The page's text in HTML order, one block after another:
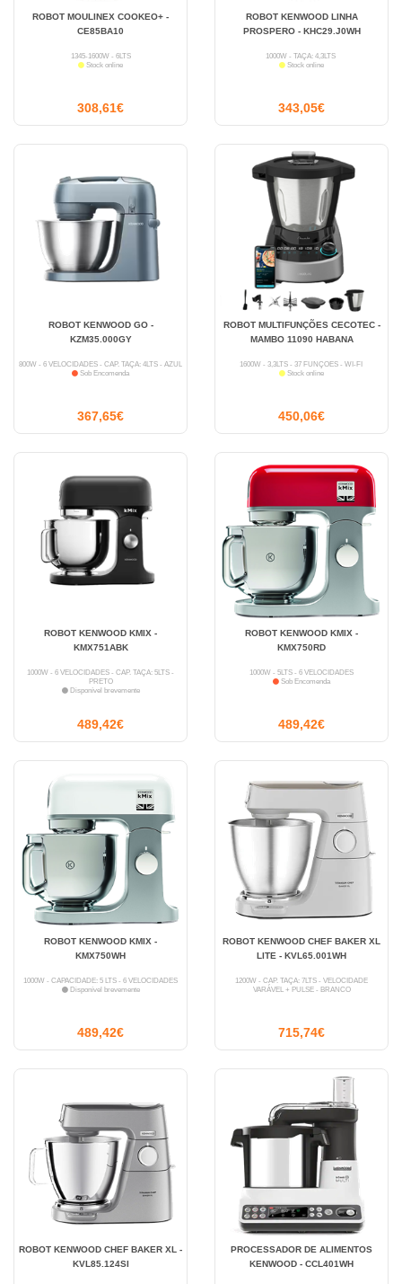
ROBOT MOULINEX COOKEO+ -
CE85BA10
1345-1600W - 6LTS
Stock online
308,61€
ROBOT KENWOOD LINHA
PROSPERO - KHC29.J0WH
1000W - TAÇA: 4,3LTS
Stock online
343,05€
ROBOT KENWOOD GO -
KZM35.000GY
800W - 6 VELOCIDADES - CAP. TAÇA: 4LTS - AZUL
Sob Encomenda
367,65€
ROBOT MULTIFUNÇÕES CECOTEC -
MAMBO 11090 HABANA
1600W - 3,3LTS - 37 FUNÇÕES - WI-FI
Stock online
450,06€
ROBOT KENWOOD KMIX -
KMX751ABK
1000W - 6 VELOCIDADES - CAP. TAÇA: 5LTS -
PRETO
Disponível brevemente
489,42€
ROBOT KENWOOD KMIX -
KMX750RD
1000W - 5LTS - 6 VELOCIDADES
Sob Encomenda
489,42€
ROBOT KENWOOD KMIX -
KMX750WH
1000W - CAPACIDADE: 5 LTS - 6 VELOCIDADES
Disponível brevemente
489,42€
ROBOT KENWOOD CHEF BAKER XL
LITE - KVL65.001WH
1200W - CAP. TAÇA: 7LTS - VELOCIDADE
VARÁVEL + PULSE - BRANCO
715,74€
ROBOT KENWOOD CHEF BAKER XL -
KVL85.124SI
PROCESSADOR DE ALIMENTOS
KENWOOD - CCL401WH